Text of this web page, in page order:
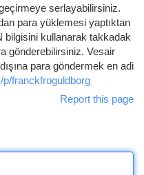
serlayabilirsiniz.
para yüklemesi yaptıktan
bilgisini kullanarak takkadak
gönderebilirsiniz. Vesair
para göndermek en adi
p/franckfroguldborg
Report this page